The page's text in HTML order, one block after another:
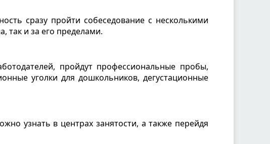
сразу пройти собеседование с несколькими
так и за его пределами.
пройдут профессиональные пробы,
уголки для дошкольников, дегустационные
узнать в центрах занятости, а также перейдя